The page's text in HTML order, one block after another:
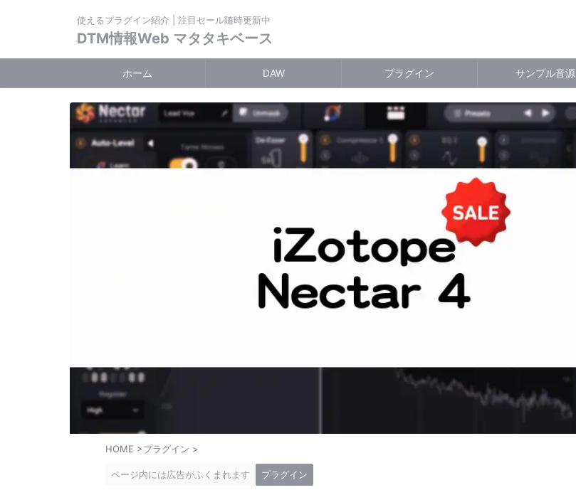
使えるプラグイン紹介 | 注目セール随時更新中
DTM情報Web マタタキベース
ホーム DAW プラグイン サンプル音源
HOME >プラグイン >
ページ内には広告がふくまれます プラグイン